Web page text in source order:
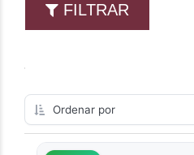
FILTRAR